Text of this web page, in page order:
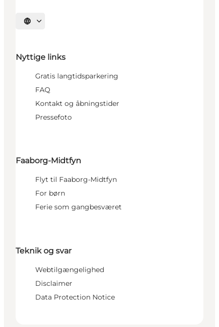
Vælg sprog
Nyttige links
Gratis langtidsparkering
FAQ
Kontakt og åbningstider
Pressefoto
Faaborg-Midtfyn
Flyt til Faaborg-Midtfyn
For børn
Ferie som gangbesværet
Teknik og svar
Webtilgængelighed
Disclaimer
Data Protection Notice